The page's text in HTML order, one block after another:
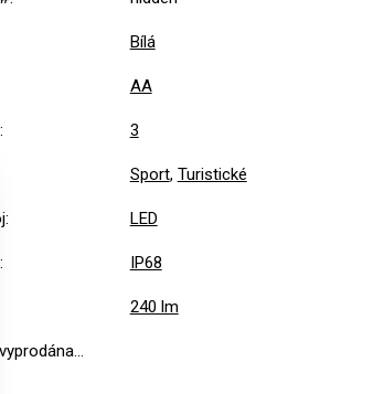
Bílá
AA
: 3
Sport, Turistické
: LED
: IP68
240 lm